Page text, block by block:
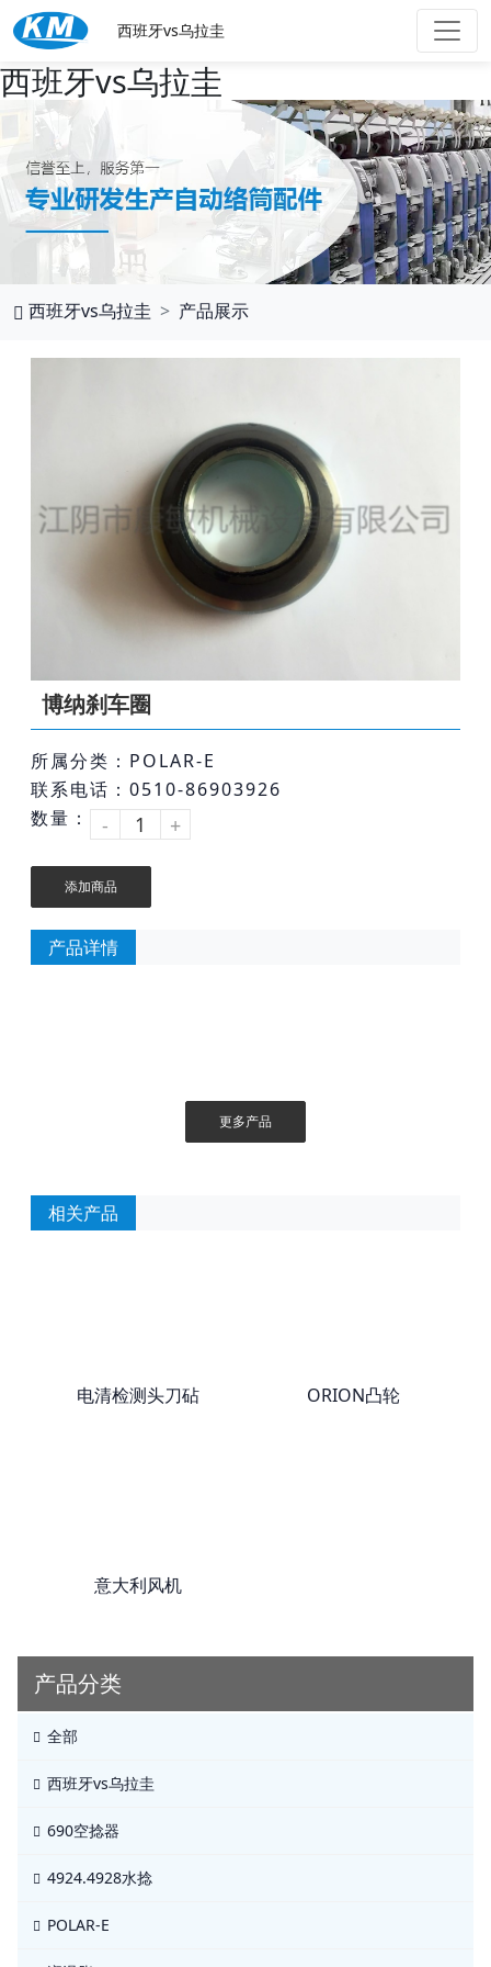
西班牙vs乌拉圭
西班牙vs乌拉圭
西班牙vs乌拉圭 产品展示
博纳刹车圈
所属分类：POLAR-E
联系电话：0510-86903926
数量：
- +
添加商品
产品详情
更多产品
相关产品
电清检测头刀砧 ORION凸轮
意大利风机
产品分类
全部
西班牙vs乌拉圭
690空捻器
4924.4928水捻
POLAR-E